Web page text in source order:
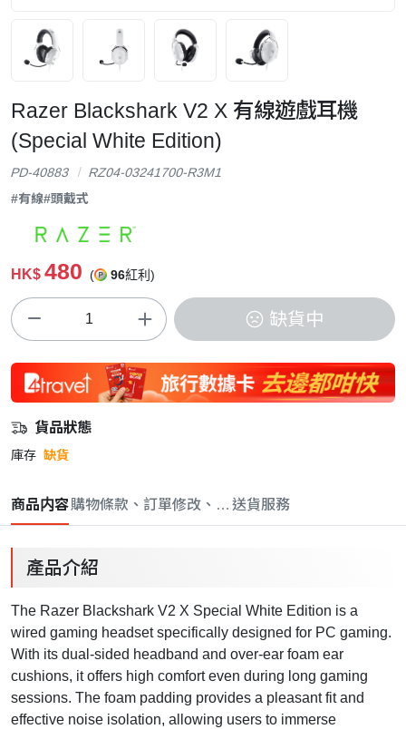
Razer Blackshark V2 X 有線遊戲耳機
(Special White Edition)
PD-40883
RZ04-03241700-R3M1
#有線#頭戴式
HK$ 480 ( 96紅利)
缺貨中
貨品狀態
庫存 缺貨
商品内容購物條款、訂單修改、取消與退款政策
送貨服務
產品介紹
The Razer Blackshark V2 X Special White Edition is a
wired gaming headset specifically designed for PC gaming.
With its dual-sided headband and over-ear foam ear
cushions, it offers high comfort even during long gaming
sessions. The foam padding provides a pleasant fit and
effective noise isolation, allowing users to immerse